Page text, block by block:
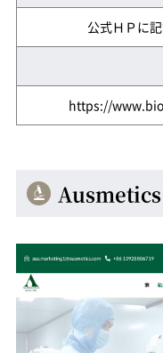
公式ＨＰに
https://
Ausmetics